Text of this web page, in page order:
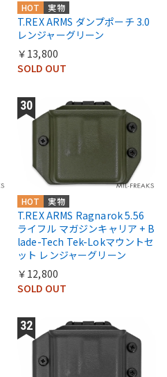
実物
HOT
T.REX ARMS ダンプポーチ 3.0
レンジャーグリーン
￥13,800
SOLD OUT
実物
HOT
T.REX ARMS Ragnarok 5.56
ライフル マガジンキャリア + B
lade-Tech Tek-Lokマウントセ
ット レンジャーグリーン
￥12,800
SOLD OUT